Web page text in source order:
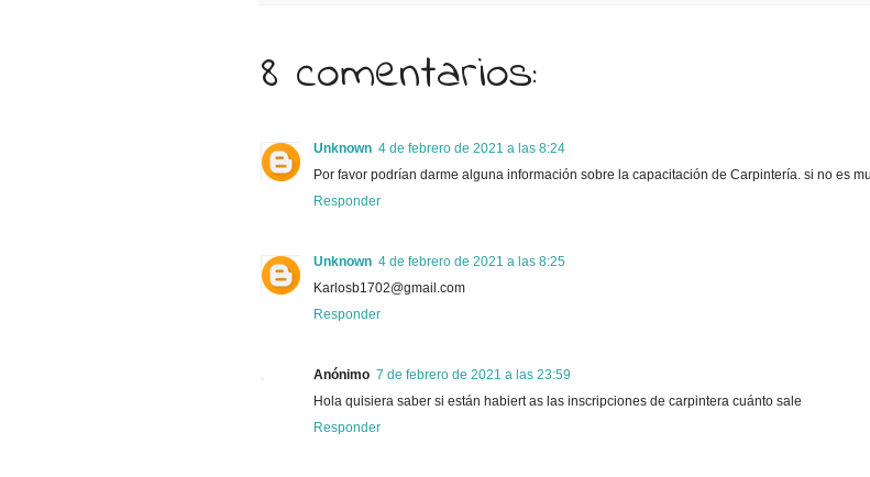
8 comentarios:
Unknown 4 de febrero de 2021 a las 8:24
Por favor podrían darme alguna información sobre la capacitación de Carpintería. si no es
Responder
Unknown 4 de febrero de 2021 a las 8:25
Karlosb1702@gmail.com
Responder
Anónimo 7 de febrero de 2021 a las 23:59
Hola quisiera saber si están habiert as las inscripciones de carpintera cuánto sale
Responder